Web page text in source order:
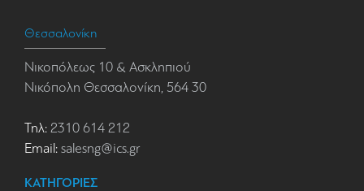
Θεσσαλονίκη
Νικοπόλεως 10 & Ασκληπιού
Νικόπολη Θεσσαλονίκη, 564 30
Τηλ: 2310 614 212
Email: salesng@ics.gr
ΚΑΤΗΓΟΡΙΕΣ